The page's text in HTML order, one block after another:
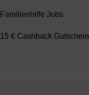
Familienhilfe Jobs
15 € Cashback Gutschein